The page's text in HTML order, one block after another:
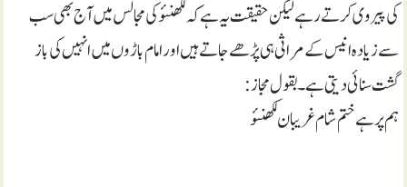
کی پیروی کرتے رہے لیکن حقیقت یہ ہے کہ لکھنئو کی مجالس میں آج بھی سب
سے زیادہ انیس کے مراثی ہی پڑھے جاتے ہیں اور امام باڑوں میں انہیں کی باز
گشت سنائی دیتی ہے۔ بقول مجاز:
ہم پر ہے ختم شام غریبان لکھنئو